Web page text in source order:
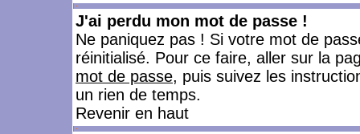
J'ai perdu mon mot de passe !
Ne paniquez pas ! Si votre mot de
réinitialisé. Pour ce faire, aller sur la
mot de passe, puis suivez les
un rien de temps.
Revenir en haut